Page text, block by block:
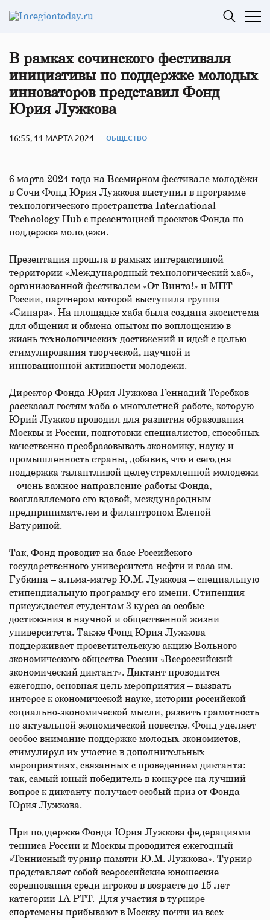
В рамках сочинского фестиваля
инициативы по поддержке молодых
инноваторов представил Фонд
Юрия Лужкова
16:55, 11 МАРТА 2024 ОБЩЕСТВО
6 марта 2024 года на Всемирном фестивале молодёжи
в Сочи Фонд Юрия Лужкова выступил в программе
технологического пространства International
Technology Hub с презентацией проектов Фонда по
поддержке молодежи.
Презентация прошла в рамках интерактивной
территории «Международный технологический хаб»,
организованной фестивалем «От Винта!» и МПТ
России, партнером которой выступила группа
«Синара». На площадке хаба была создана экосистема
для общения и обмена опытом по воплощению в
жизнь технологических достижений и идей с целью
стимулирования творческой, научной и
инновационной активности молодежи.
Директор Фонда Юрия Лужкова Геннадий Теребков
рассказал гостям хаба о многолетней работе, которую
Юрий Лужков проводил для развития образования
Москвы и России, подготовки специалистов, способных
качественно преобразовывать экономику, науку и
промышленность страны, добавив, что и сегодня
поддержка талантливой целеустремленной молодежи
– очень важное направление работы Фонда,
возглавляемого его вдовой, международным
предпринимателем и филантропом Еленой
Батуриной.
Так, Фонд проводит на базе Российского
государственного университета нефти и газа им.
Губкина – альма-матер Ю.М. Лужкова – специальную
стипендиальную программу его имени. Стипендия
присуждается студентам 3 курса за особые
достижения в научной и общественной жизни
университета. Также Фонд Юрия Лужкова
поддерживает просветительскую акцию Вольного
экономического общества России «Всероссийский
экономический диктант». Диктант проводится
ежегодно, основная цель мероприятия – вызвать
интерес к экономической науке, истории российской
социально-экономической мысли, развить грамотность
по актуальной экономической повестке. Фонд уделяет
особое внимание поддержке молодых экономистов,
стимулируя их участие в дополнительных
мероприятиях, связанных с проведением диктанта:
так, самый юный победитель в конкурсе на лучший
вопрос к диктанту получает особый приз от Фонда
Юрия Лужкова.
При поддержке Фонда Юрия Лужкова федерациями
тенниса России и Москвы проводится ежегодный
«Теннисный турнир памяти Ю.М. Лужкова». Турнир
представляет собой всероссийские юношеские
соревнования среди игроков в возрасте до 15 лет
категории 1А РТТ. Для участия в турнире
спортсмены прибывают в Москву почти из всех